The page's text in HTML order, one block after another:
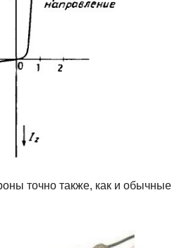
точно также, как и обычные